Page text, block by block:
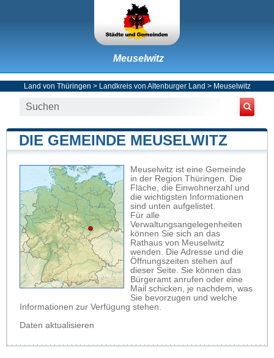
Meuselwitz
Land von Thüringen > Landkreis von Altenburger Land > Meuselwitz
DIE GEMEINDE MEUSELWITZ
Meuselwitz ist eine Gemeinde
in der Region Thüringen. Die
Fläche, die Einwohnerzahl und
die wichtigsten Informationen
sind unten aufgelistet.
Für alle
Verwaltungsangelegenheiten
können Sie sich an das
Rathaus von Meuselwitz
wenden. Die Adresse und die
Öffnungszeiten stehen auf
dieser Seite. Sie können das
Bürgeramt anrufen oder eine
Mail schicken, je nachdem, was
Sie bevorzugen und welche
Informationen zur Verfügung stehen.
Daten aktualisieren